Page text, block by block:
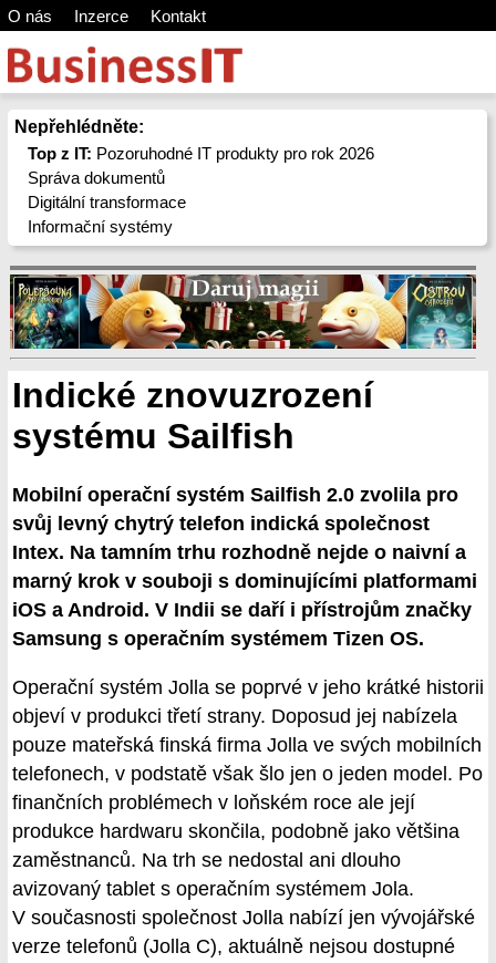
O nás Inzerce Kontakt
Nepřehlédněte:
Top z IT: Pozoruhodné IT produkty pro rok 2026
Správa dokumentů
Digitální transformace
Informační systémy
Indické znovuzrození
systému Sailfish
Mobilní operační systém Sailfish 2.0 zvolila pro
svůj levný chytrý telefon indická společnost
Intex. Na tamním trhu rozhodně nejde o naivní a
marný krok v souboji s dominujícími platformami
iOS a Android. V Indii se daří i přístrojům značky
Samsung s operačním systémem Tizen OS.
Operační systém Jolla se poprvé v jeho krátké historii
objeví v produkci třetí strany. Doposud jej nabízela
pouze mateřská finská firma Jolla ve svých mobilních
telefonech, v podstatě však šlo jen o jeden model. Po
finančních problémech v loňském roce ale její
produkce hardwaru skončila, podobně jako většina
zaměstnanců. Na trh se nedostal ani dlouho
avizovaný tablet s operačním systémem Jola.
V současnosti společnost Jolla nabízí jen vývojářské
verze telefonů (Jolla C), aktuálně nejsou dostupné